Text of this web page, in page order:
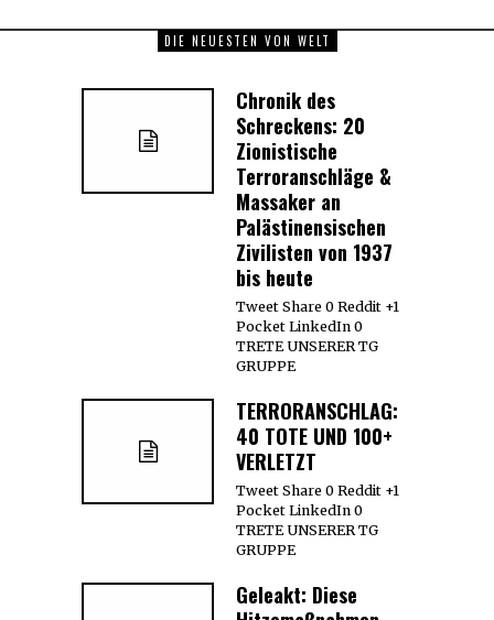
DIE NEUESTEN VON WELT
Chronik des
Schreckens: 20
Zionistische
Terroranschläge &
Massaker an
Palästinensischen
Zivilisten von 1937
bis heute
Tweet Share 0 Reddit +1
Pocket LinkedIn 0
TRETE UNSERER TG
GRUPPE
TERRORANSCHLAG:
40 TOTE UND 100+
VERLETZT
Tweet Share 0 Reddit +1
Pocket LinkedIn 0
TRETE UNSERER TG
GRUPPE
Geleakt: Diese